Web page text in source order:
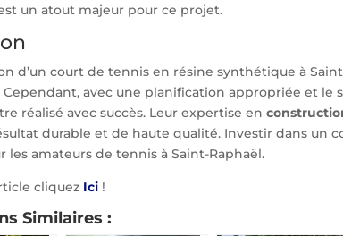
un atout majeur pour ce projet.
d’un court de tennis en résine synthétique à
Cependant, avec une planification appropriée et le
réalisé avec succès. Leur expertise en
durable et de haute qualité. Investir dans un
les amateurs de tennis à Saint-Raphaël.
cliquez Ici !
Similaires :